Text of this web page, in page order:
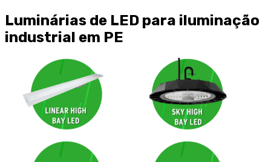
Luminárias de LED para iluminação
industrial em PE